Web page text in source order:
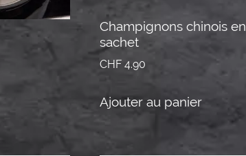
Champignons chinois en
sachet
CHF 4.90
Ajouter au panier